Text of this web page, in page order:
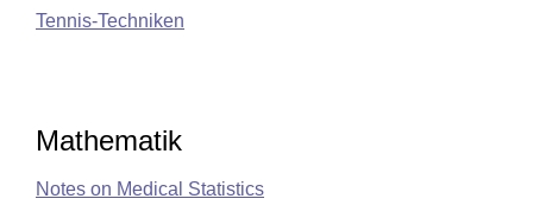
Tennis-Techniken
Mathematik
Notes on Medical Statistics